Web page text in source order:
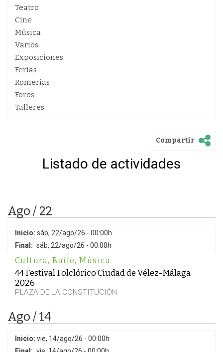
Teatro
Cine
Música
Varios
Exposiciones
Ferias
Romerías
Foros
Talleres
Compartir
Listado de actividades
Ago / 22
Inicio: sáb, 22/ago/26 - 00:00h
Final: sáb, 22/ago/26 - 00:00h
Cultura, Baile, Música
44 Festival Folclórico Ciudad de Vélez-Málaga
2026
PLAZA DE LA CONSTITUCIÓN
Ago / 14
Inicio: vie, 14/ago/26 - 00:00h